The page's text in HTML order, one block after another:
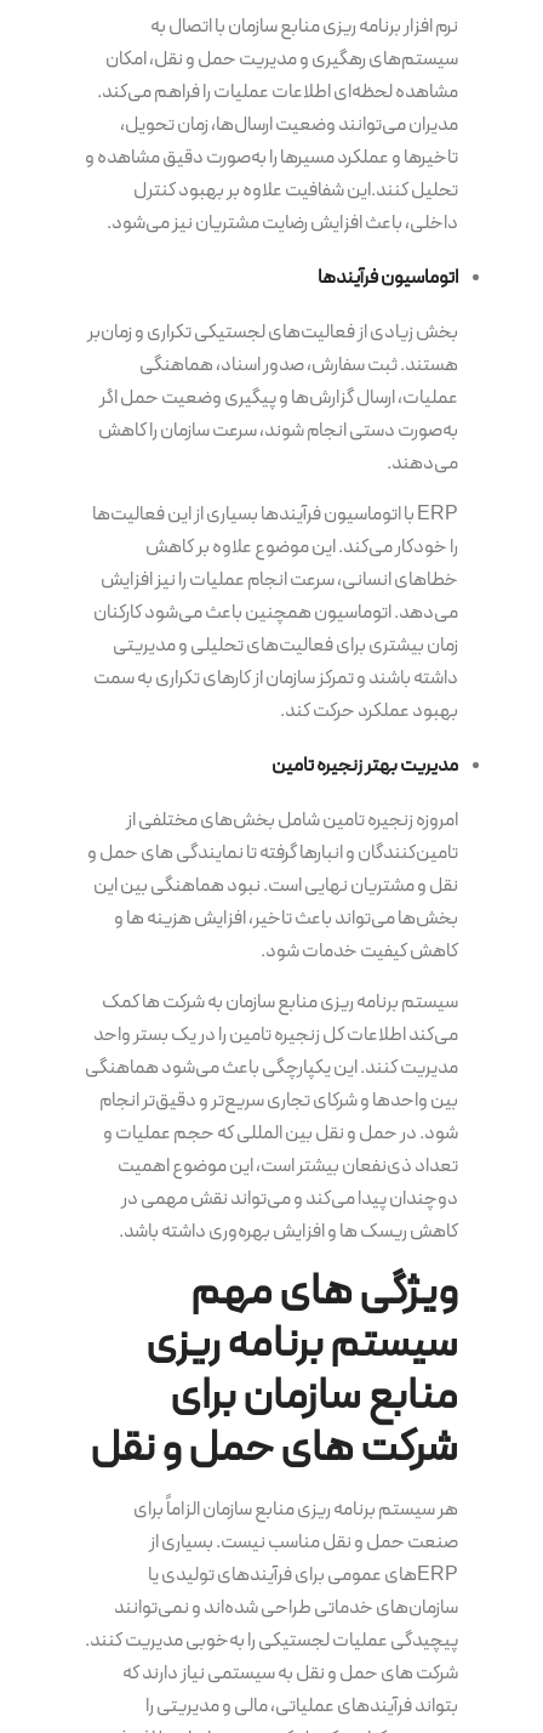
نرم افزار برنامه ریزی منابع سازمان با اتصال به
سیستم‌های رهگیری و مدیریت حمل و نقل، امکان
مشاهده لحظه‌ای اطلاعات عملیات را فراهم می‌کند.
مدیران می‌توانند وضعیت ارسال‌ها، زمان تحویل،
تاخیرها و عملکرد مسیرها را به‌صورت دقیق مشاهده و
تحلیل کنند.این شفافیت علاوه بر بهبود کنترل
داخلی، باعث افزایش رضایت مشتریان نیز می‌شود.
اتوماسیون فرآیندها
بخش زیادی از فعالیت‌های لجستیکی تکراری و زمان‌بر
هستند. ثبت سفارش، صدور اسناد، هماهنگی
عملیات، ارسال گزارش‌ها و پیگیری وضعیت حمل اگر
به‌صورت دستی انجام شوند، سرعت سازمان را کاهش
می‌دهند.
ERP با اتوماسیون فرآیندها بسیاری از این فعالیت‌ها
را خودکار می‌کند. این موضوع علاوه بر کاهش
خطاهای انسانی، سرعت انجام عملیات را نیز افزایش
می‌دهد. اتوماسیون همچنین باعث می‌شود کارکنان
زمان بیشتری برای فعالیت‌های تحلیلی و مدیریتی
داشته باشند و تمرکز سازمان از کارهای تکراری به سمت
بهبود عملکرد حرکت کند.
مدیریت بهتر زنجیره تامین
امروزه زنجیره تامین شامل بخش‌های مختلفی از
تامین‌کنندگان و انبارها گرفته تا نمایندگی های حمل و
نقل و مشتریان نهایی است. نبود هماهنگی بین این
بخش‌ها می‌تواند باعث تاخیر، افزایش هزینه ها و
کاهش کیفیت خدمات شود.
سیستم برنامه‌ ریزی منابع سازمان به شرکت ها کمک
می‌کند اطلاعات کل زنجیره تامین را در یک بستر واحد
مدیریت کنند. این یکپارچگی باعث می‌شود هماهنگی
بین واحدها و شرکای تجاری سریع‌تر و دقیق‌تر انجام
شود. در حمل و نقل بین المللی که حجم عملیات و
تعداد ذی‌نفعان بیشتر است، این موضوع اهمیت
دوچندان پیدا می‌کند و می‌تواند نقش مهمی در
کاهش ریسک ها و افزایش بهره‌وری داشته باشد.
ویژگی های مهم
سیستم برنامه‌ ریزی
منابع سازمان برای
شرکت های حمل و نقل
هر سیستم برنامه‌ ریزی منابع سازمان الزاماً برای
صنعت حمل و نقل مناسب نیست. بسیاری از
ERPهای عمومی برای فرآیندهای تولیدی یا
سازمان‌های خدماتی طراحی شده‌اند و نمی‌توانند
پیچیدگی عملیات لجستیکی را به‌خوبی مدیریت کنند.
شرکت های حمل و نقل به سیستمی نیاز دارند که
بتواند فرآیندهای عملیاتی، مالی و مدیریتی را